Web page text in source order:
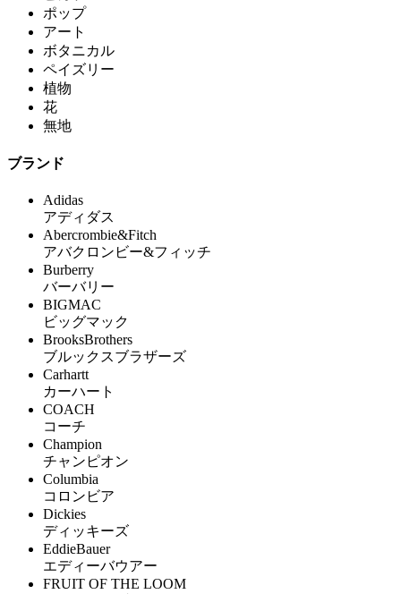
ポップ
アート
ボタニカル
ペイズリー
植物
花
無地
ブランド
Adidas
アディダス
Abercrombie&Fitch
アバクロンビー&フィッチ
Burberry
バーバリー
BIGMAC
ビッグマック
BrooksBrothers
ブルックスブラザーズ
Carhartt
カーハート
COACH
コーチ
Champion
チャンピオン
Columbia
コロンビア
Dickies
ディッキーズ
EddieBauer
エディーバウアー
FRUIT OF THE LOOM